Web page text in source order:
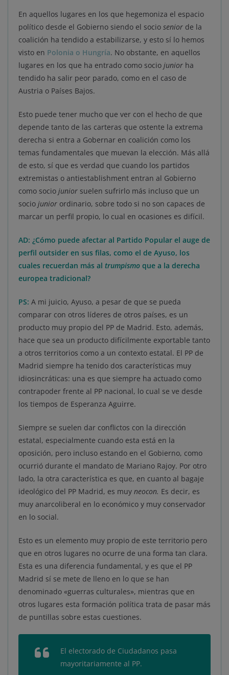
En aquellos lugares en los que hegemoniza el espacio
político desde el Gobierno siendo el socio senior de la
coalición ha tendido a estabilizarse, y esto sí lo hemos
visto en Polonia o Hungría. No obstante, en aquellos
lugares en los que ha entrado como socio junior ha
tendido ha salir peor parado, como en el caso de
Austria o Países Bajos.
Esto puede tener mucho que ver con el hecho de que
depende tanto de las carteras que ostente la extrema
derecha si entra a Gobernar en coalición como los
temas fundamentales que muevan la elección. Más allá
de esto, sí que es verdad que cuando los partidos
extremistas o antiestablishment entran al Gobierno
como socio junior suelen sufrirlo más incluso que un
socio junior ordinario, sobre todo si no son capaces de
marcar un perfil propio, lo cual en ocasiones es difícil.
AD: ¿Cómo puede afectar al Partido Popular el auge de
perfil outsider en sus filas, como el de Ayuso, los
cuales recuerdan más al trumpismo que a la derecha
europea tradicional?
PS: A mi juicio, Ayuso, a pesar de que se pueda
comparar con otros líderes de otros países, es un
producto muy propio del PP de Madrid. Esto, además,
hace que sea un producto difícilmente exportable tanto
a otros territorios como a un contexto estatal. El PP de
Madrid siempre ha tenido dos características muy
idiosincráticas: una es que siempre ha actuado como
contrapoder frente al PP nacional, lo cual se ve desde
los tiempos de Esperanza Aguirre.
Siempre se suelen dar conflictos con la dirección
estatal, especialmente cuando esta está en la
oposición, pero incluso estando en el Gobierno, como
ocurrió durante el mandato de Mariano Rajoy. Por otro
lado, la otra característica es que, en cuanto al bagaje
ideológico del PP Madrid, es muy neocon. Es decir, es
muy anarcoliberal en lo económico y muy conservador
en lo social.
Esto es un elemento muy propio de este territorio pero
que en otros lugares no ocurre de una forma tan clara.
Esta es una diferencia fundamental, y es que el PP
Madrid sí se mete de lleno en lo que se han
denominado «guerras culturales», mientras que en
otros lugares esta formación política trata de pasar más
de puntillas sobre estas cuestiones.
El electorado de Ciudadanos pasa
mayoritariamente al PP.